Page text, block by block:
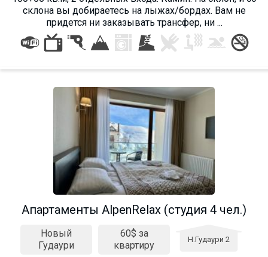
склона вы добираетесь на лыжах/бордах. Вам не
придется ни заказывать трансфер, ни ...
Aпартаменты AlpenRelax (студия 4 чел.)
Новый
Гудаури
60$ за
квартиру
Н.Гудаури 2